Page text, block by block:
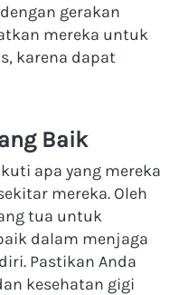
gerakan
mereka untuk
karena dapat
Baik
apa yang mereka
mereka. Oleh
tua untuk
dalam menjaga
Pastikan Anda
kesehatan gigi